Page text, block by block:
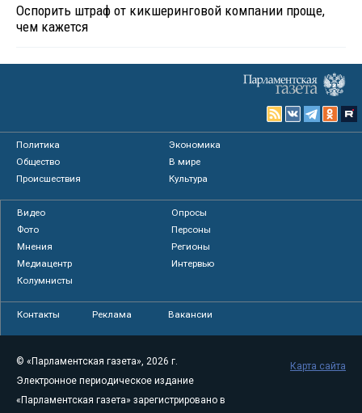
Оспорить штраф от кикшеринговой компании проще,
чем кажется
Политика
Экономика
Общество
В мире
Происшествия
Культура
Видео
Опросы
Фото
Персоны
Мнения
Регионы
Медиацентр
Интервью
Колумнисты
Контакты Реклама Вакансии
© «Парламентская газета», 2026 г.
Электронное периодическое издание
«Парламентская газета» зарегистрировано в
Карта сайта